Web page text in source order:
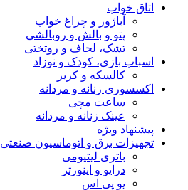
اتاق خواب
آباژور و چراغ خواب
پتو و بالش و روبالشی
تشک، لحاف و روتختی
اسباب بازی، کودک و نوزاد
کالسکه و کریر
اکسسوری زنانه و مردانه
ساعت مچی
عینک زنانه و مردانه
پیشنهاد ویژه
تجهیزات برق و اتوماسیون صنعتی
باتری لیتیومی
درایو و اینورتر
یو پی اس